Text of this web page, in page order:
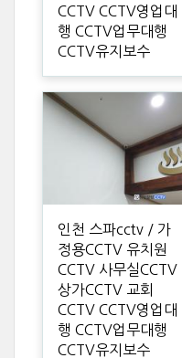
CCTV CCTV영업대
행 CCTV업무대행
CCTV유지보수
인천 스파cctv / 가
정용CCTV 유치원
CCTV 사무실CCTV
상가CCTV 교회
CCTV CCTV영업대
행 CCTV업무대행
CCTV유지보수